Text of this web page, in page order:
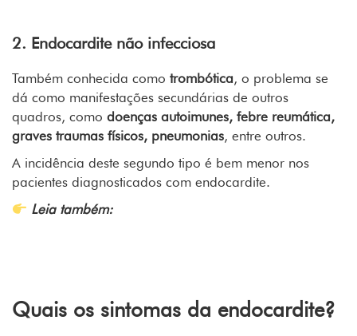
2. Endocardite não infecciosa
Também conhecida como trombótica, o problema se
dá como manifestações secundárias de outros
quadros, como doenças autoimunes, febre reumática,
graves traumas físicos, pneumonias, entre outros.
A incidência deste segundo tipo é bem menor nos
pacientes diagnosticados com endocardite.
Leia também:
Quais os sintomas da endocardite?